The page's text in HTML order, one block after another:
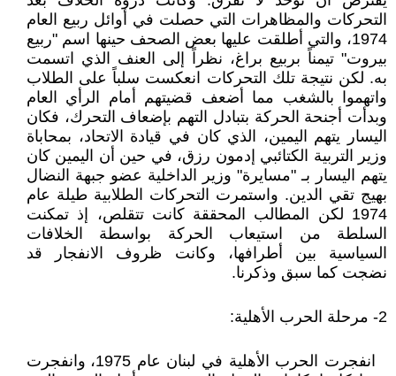
التحركات والمظاهرات التي حصلت في أوائل ربيع العام
1974، والتي أطلقت عليها بعض الصحف حينها اسم "ربيع
بيروت" تيمناً بربيع براغ، نظراً إلى العنف الذي اتسمت
به. لكن نتيجة تلك التحركات انعكست سلباً على الطلاب
واتهموا بالشغب مما أضعف قضيتهم أمام الرأي العام
وبدأت أجنحة الحركة بتبادل التهم بإضعاف التحرك، فكان
اليسار يتهم اليمين، الذي كان في قيادة الاتحاد، بمحاباة
وزير التربية الكتائبي إدمون رزق، في حين أن اليمين كان
يتهم اليسار بـ "مسايرة" وزير الداخلية عضو جبهة النضال
بهيج تقي الدين. واستمرت التحركات الطلابية طيلة عام
1974 لكن المطالب المحققة كانت تتقلص، إذ تمكنت
السلطة من استيعاب الحركة بواسطة الخلافات
السياسية بين أطرافها، وكانت ظروف الانفجار قد
نضجت كما سبق وذكرنا.
2- مرحلة الحرب الأهلية:
انفجرت الحرب الأهلية في لبنان عام 1975، وانفجرت